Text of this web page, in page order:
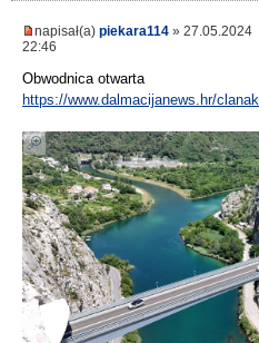
napisał(a) piekara114 » 27.05.2024
22:46
Obwodnica otwarta
https://www.dalmacijanews.hr/